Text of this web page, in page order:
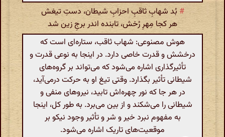
# بُد شهابِ ثاقبِ احزابِ شیطان، دستِ تیغش
هر کجا مِهرِ رُخش، تابنده اندر برجِ زین شد
هوش مصنوعی: شهاب ثاقب، ستاره‌ای است که
درخشش و قدرت خاصی دارد. در اینجا به نوعی قدرت و
تأثیرگذاری اشاره می‌شود که می‌تواند بر گروه‌های
شیطانی تأثیر بگذارد. وقتی تیغ او به حرکت درمی‌آید،
در هر جا که نور چهره‌اش تابید، نیروهای منفی و
شیطانی را می‌شکند و از بین می‌برد. به طور کل، اینجا
به مفهوم نبرد خیر و شر و تأثیر وجود نیکو بر
موقعیت‌های تاریک اشاره می‌شود.